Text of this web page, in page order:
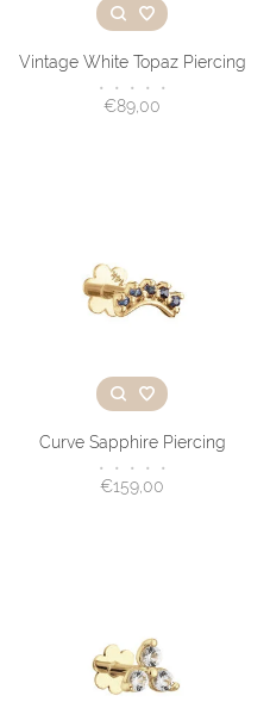
Vintage White Topaz Piercing
• • • • •
€89,00
Curve Sapphire Piercing
• • • • •
€159,00